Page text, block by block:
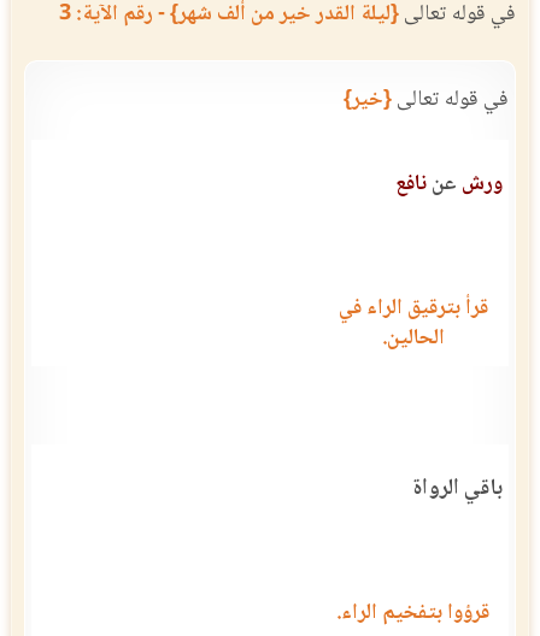
في قوله تعالى{ليلة القدر خير من ألف شهر} - رقم الآية: 3
في قوله تعالى{خير}
ورش عننافع
قرأ بترقيق الراء في
الحالين.
باقي الرواة
قرؤوا بتفخيم الراء.